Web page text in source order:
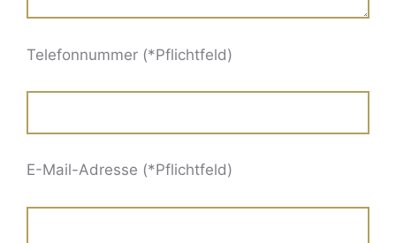
Telefonnummer (*Pflichtfeld)
E-Mail-Adresse (*Pflichtfeld)